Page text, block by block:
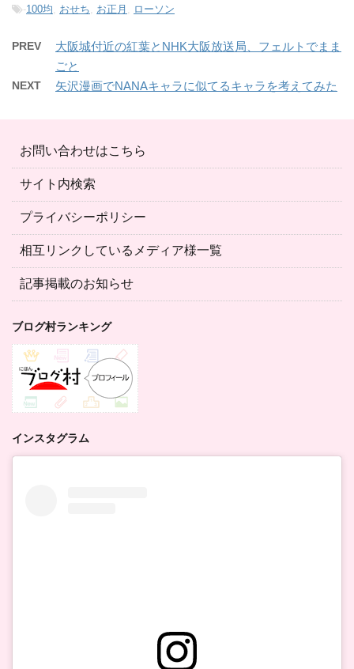
-100均, おせち, お正月 , ローソン
PREV
大阪城付近の紅葉とNHK大阪放送局、フェルトでまま
ごと
NEXT 矢沢漫画でNANAキャラに似てるキャラを考えてみた
お問い合わせはこちら
サイト内検索
プライバシーポリシー
相互リンクしているメディア様一覧
記事掲載のお知らせ
ブログ村ランキング
インスタグラム